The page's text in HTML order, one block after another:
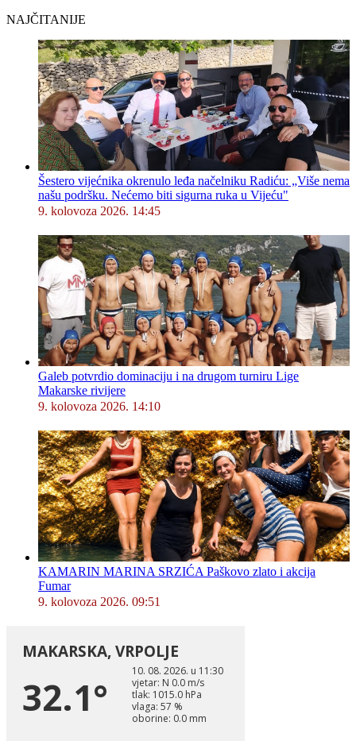
NAJČITANIJE
Šestero vijećnika okrenulo leđa načelniku Radiću: „Više nema
našu podršku. Nećemo biti sigurna ruka u Vijeću"
9. kolovoza 2026. 14:45
Galeb potvrdio dominaciju i na drugom turniru Lige
Makarske rivijere
9. kolovoza 2026. 14:10
KAMARIN MARINA SRZIĆA Paškovo zlato i akcija
Fumar
9. kolovoza 2026. 09:51